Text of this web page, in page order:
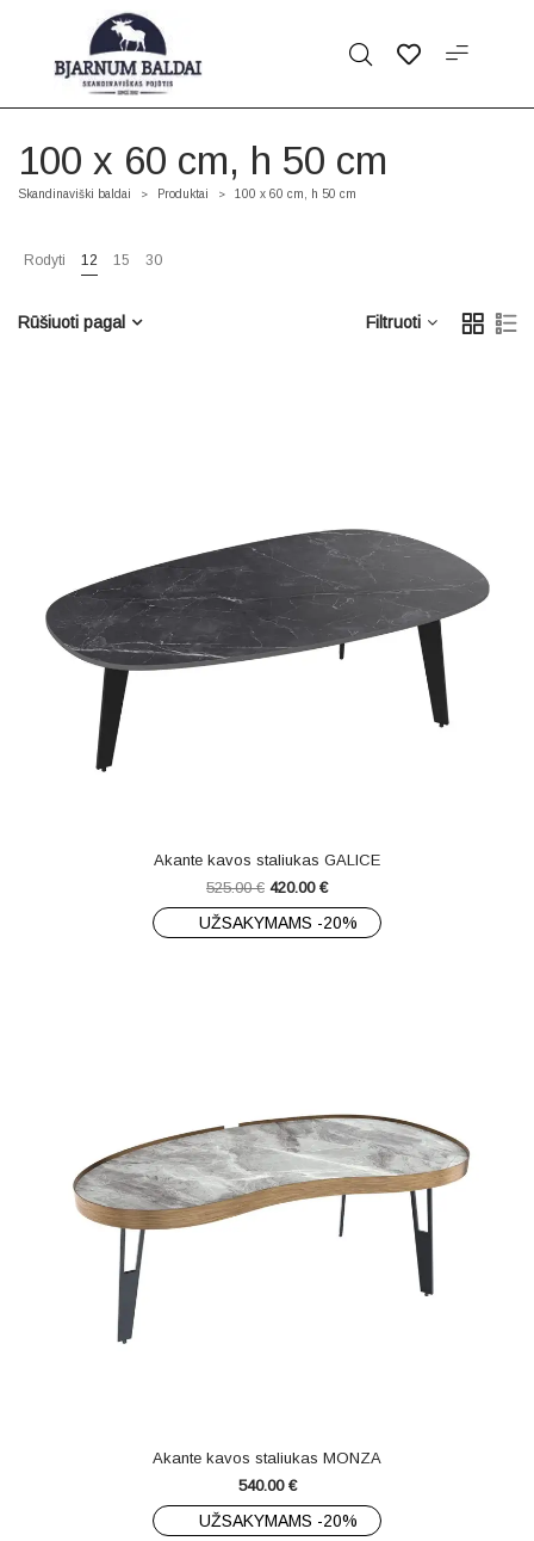
100 x 60 cm, h 50 cm
Skandinaviški baldai > Produktai > 100 x 60 cm, h 50 cm
Rodyti 12 15 30
Filtruoti
Rūšiuoti pagal
Akante kavos staliukas GALICE
525.00€ 420.00 €
UŽSAKYMAMS -20%
Akante kavos staliukas MONZA
540.00 €
UŽSAKYMAMS -20%